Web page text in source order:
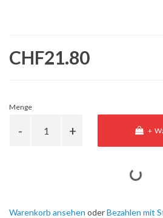
CHF21.80
Menge
+
Warenkorb ansehen oderBezahlen mit